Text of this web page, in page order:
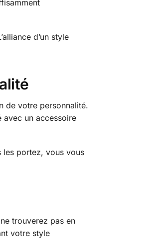
d’un style
de votre personnalité.
avec un accessoire
les portez, vous vous
trouverez pas en
votre style